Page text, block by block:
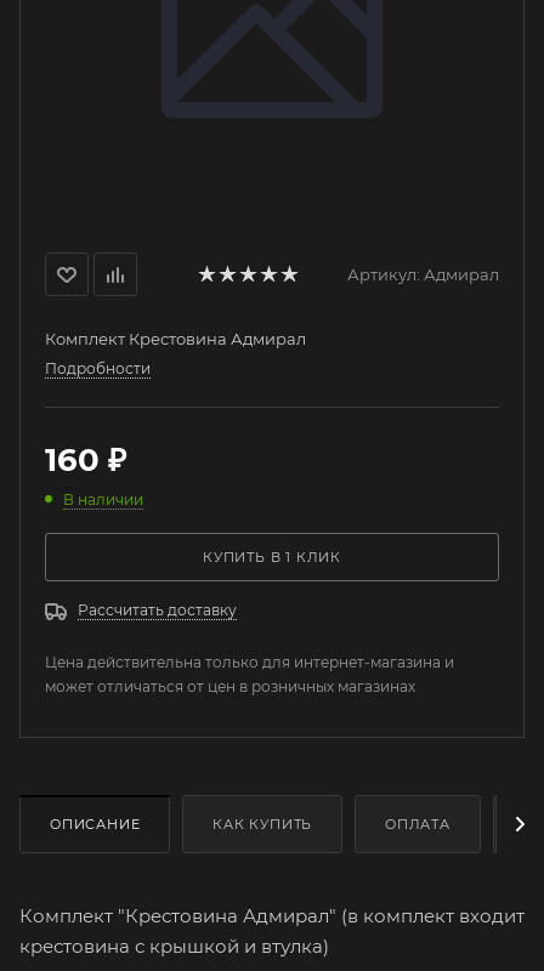
Артикул: Адмирал
Комплект Крестовина Адмирал
Подробности
160 ₽
В наличии
КУПИТЬ В 1 КЛИК
Рассчитать доставку
Цена действительна только для интернет-магазина и
может отличаться от цен в розничных магазинах
ОПИСАНИЕ КАК КУПИТЬ ОПЛАТА
Комплект "Крестовина Адмирал" (в комплект входит
крестовина с крышкой и втулка)